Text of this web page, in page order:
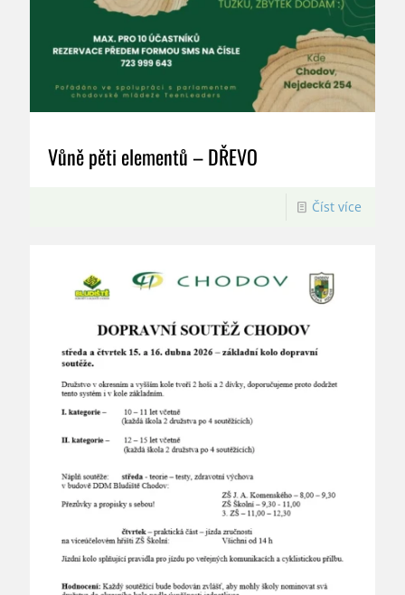
Vůně pěti elementů – DŘEVO
Číst více